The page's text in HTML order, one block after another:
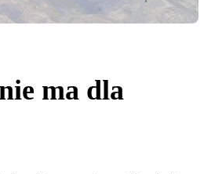
ma dla